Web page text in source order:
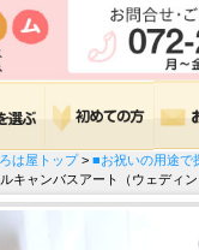
は屋トップ> ■お祝いの用途で
キャンバスアート（ウェディン